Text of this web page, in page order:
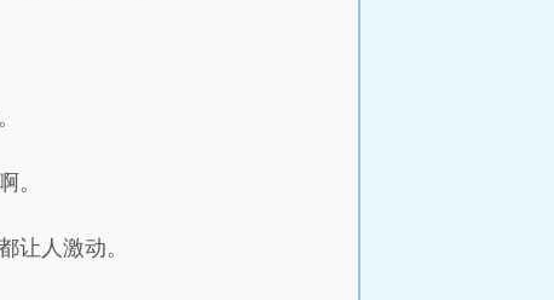
。
让人激动。